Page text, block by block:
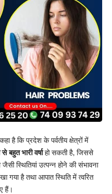
है कि प्रदेश के पर्वतीय क्षेत्रों में
से बहुत भारी वर्षाहो सकती है, जिससे
स्थितियां उत्पन्न होने की संभावना
गया है तथा आपात स्थिति में त्वरित
हैं।